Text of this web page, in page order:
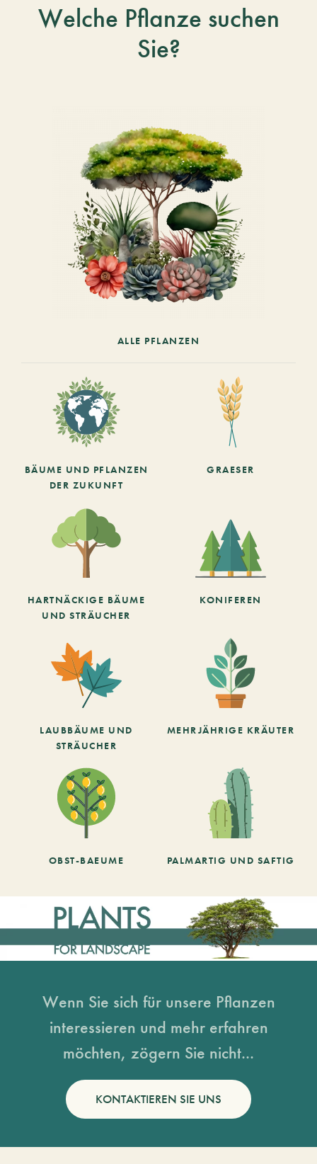
Welche Pflanze suchen
Sie?
ALLE PFLANZEN
BÄUME UND PFLANZEN
DER ZUKUNFT
GRAESER
HARTNÄCKIGE BÄUME
UND STRÄUCHER
KONIFEREN
LAUBBÄUME UND
STRÄUCHER
MEHRJÄHRIGE KRÄUTER
OBST-BAEUME PALMARTIG UND SAFTIG
Wenn Sie sich für unsere Pflanzen
interessieren und mehr erfahren
möchten, zögern Sie nicht...
KONTAKTIEREN SIE UNS